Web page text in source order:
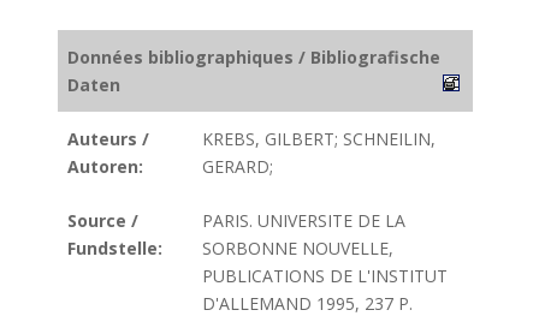
Données bibliographiques / Bibliografische
Daten
Auteurs /
Autoren:
KREBS, GILBERT; SCHNEILIN,
GERARD;
Source /
Fundstelle:
PARIS. UNIVERSITE DE LA
SORBONNE NOUVELLE,
PUBLICATIONS DE L'INSTITUT
D'ALLEMAND 1995, 237 P.